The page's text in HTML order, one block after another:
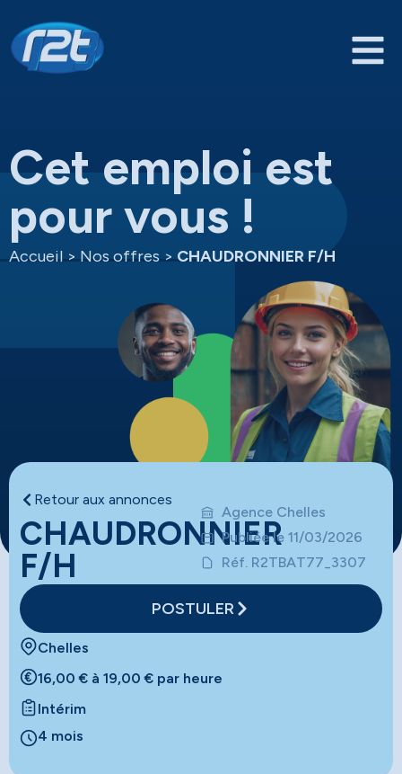
Cet emploi est
pour vous !
Accueil > Nos offres > CHAUDRONNIER F/H
Retour aux annonces
CHAUDRONNIER
F/H
Agence Chelles
Publiée le 11/03/2026
Réf. R2TBAT77_3307
POSTULER
Chelles
16,00 € à 19,00 € par heure
Intérim
4 mois